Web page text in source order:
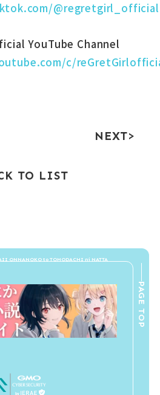
@regretgirl_official
YouTube Channel
c/
TO LIST
NEXT
PAGE TOP